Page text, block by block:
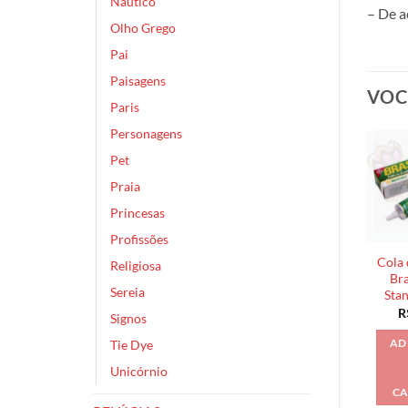
Olho Grego
Pai
Paisagens
Paris
Personagens
Pet
Praia
Princesas
Profissões
Religiosa
Sereia
Signos
Tie Dye
Unicórnio
– De
Cola